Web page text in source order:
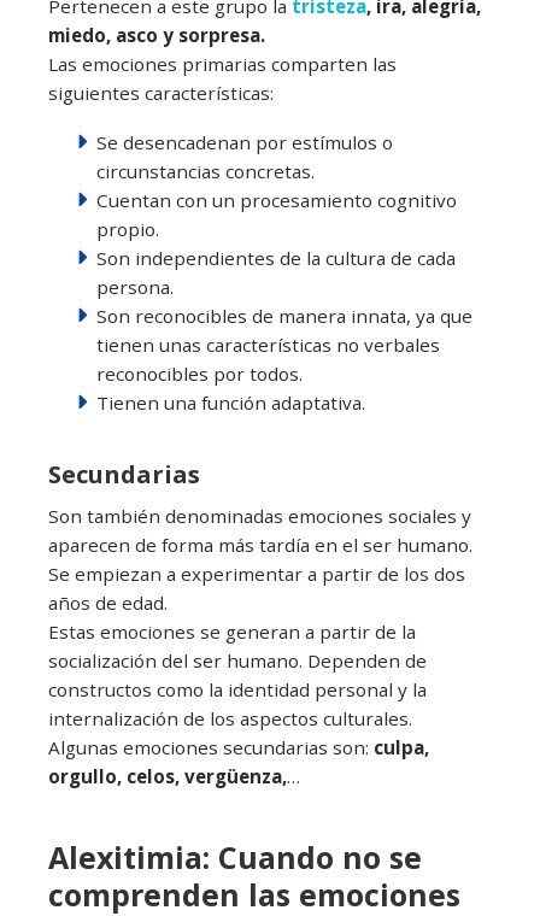
Pertenecen a este grupo la tristeza, ira, alegría,
miedo, asco y sorpresa.
Las emociones primarias comparten las
siguientes características:
Se desencadenan por estímulos o
circunstancias concretas.
Cuentan con un procesamiento cognitivo
propio.
Son independientes de la cultura de cada
persona.
Son reconocibles de manera innata, ya que
tienen unas características no verbales
reconocibles por todos.
Tienen una función adaptativa.
Secundarias
Son también denominadas emociones sociales y
aparecen de forma más tardía en el ser humano.
Se empiezan a experimentar a partir de los dos
años de edad.
Estas emociones se generan a partir de la
socialización del ser humano. Dependen de
constructos como la identidad personal y la
internalización de los aspectos culturales.
Algunas emociones secundarias son: culpa,
orgullo, celos, vergüenza,…
Alexitimia: Cuando no se
comprenden las emociones